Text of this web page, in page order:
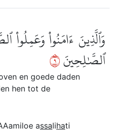
وَٱلَّذِينَ ءَامَنُواْ
ٱلصَّٰلِحِينَ٩
en goede daden
hen tot de
assalihati